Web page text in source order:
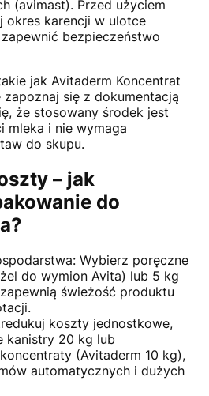
(avimast). Przed użyciem
okres karencji w ulotce
bezpieczeństwo
jak Avitaderm Koncentrat
się z dokumentacją
że stosowany środek jest
mleka i nie wymaga
do skupu.
– jak
do
Wybierz poręczne
do wymion Avita) lub 5 kg
świeżość produktu
koszty jednostkowe,
kanistry 20 kg lub
(Avitaderm 10 kg),
automatycznych i dużych